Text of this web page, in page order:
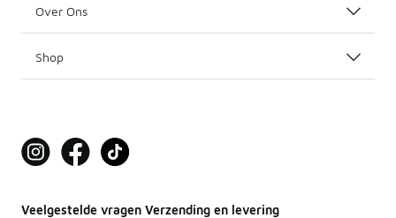
Over Ons
Shop
Veelgestelde vragen Verzending en levering